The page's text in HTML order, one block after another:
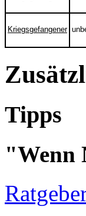
Kriegsgefangener
Tipps
"Wenn